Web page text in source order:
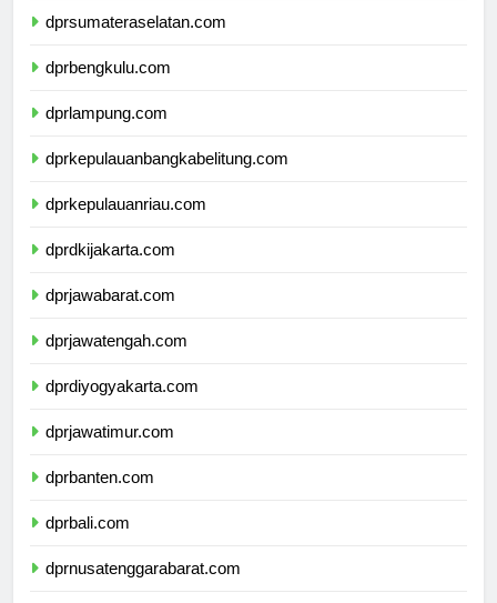
dprsumateraselatan.com
dprbengkulu.com
dprlampung.com
dprkepulauanbangkabelitung.com
dprkepulauanriau.com
dprdkijakarta.com
dprjawabarat.com
dprjawatengah.com
dprdiyogyakarta.com
dprjawatimur.com
dprbanten.com
dprbali.com
dprnusatenggarabarat.com